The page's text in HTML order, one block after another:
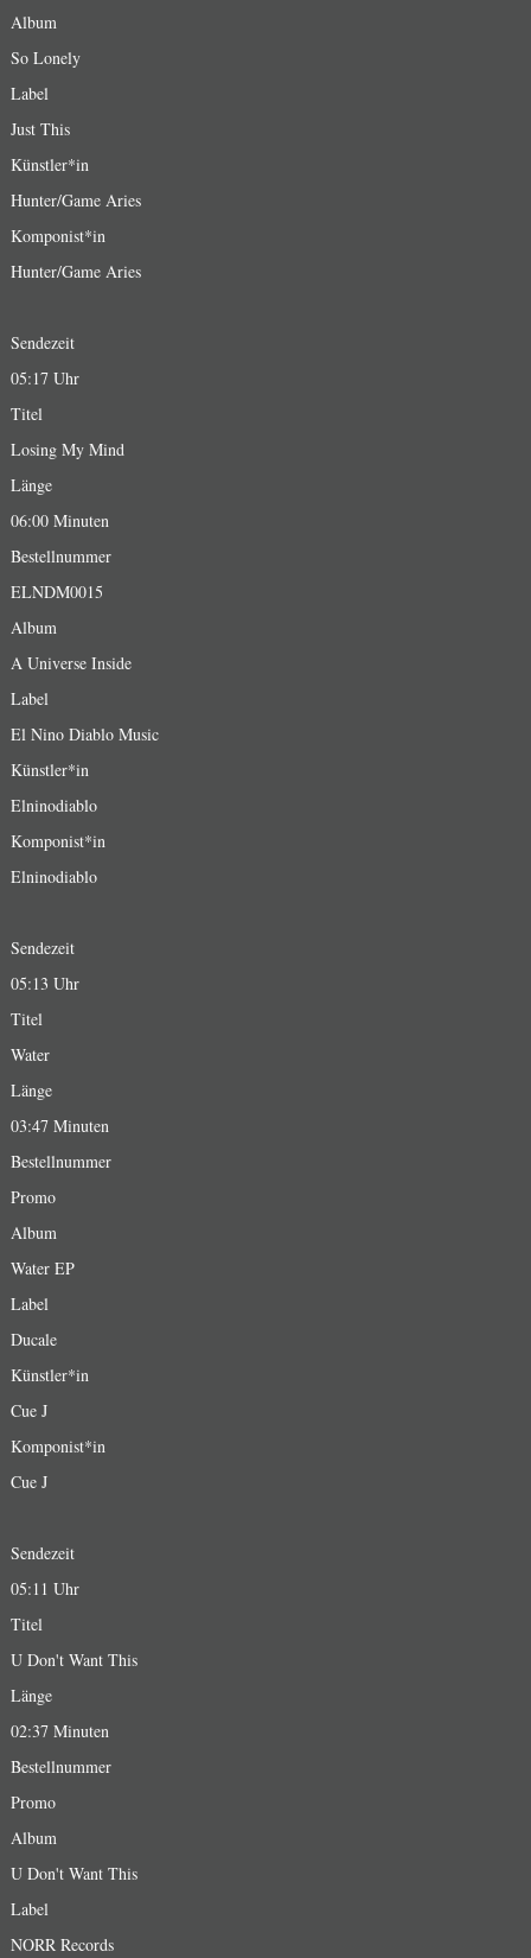
Album
So Lonely
Label
Just This
Künstler*in
Hunter/Game Aries
Komponist*in
Hunter/Game Aries
Sendezeit
05:17 Uhr
Titel
Losing My Mind
Länge
06:00 Minuten
Bestellnummer
ELNDM0015
Album
A Universe Inside
Label
El Nino Diablo Music
Künstler*in
Elninodiablo
Komponist*in
Elninodiablo
Sendezeit
05:13 Uhr
Titel
Water
Länge
03:47 Minuten
Bestellnummer
Promo
Album
Water EP
Label
Ducale
Künstler*in
Cue J
Komponist*in
Cue J
Sendezeit
05:11 Uhr
Titel
U Don't Want This
Länge
02:37 Minuten
Bestellnummer
Promo
Album
U Don't Want This
Label
NORR Records